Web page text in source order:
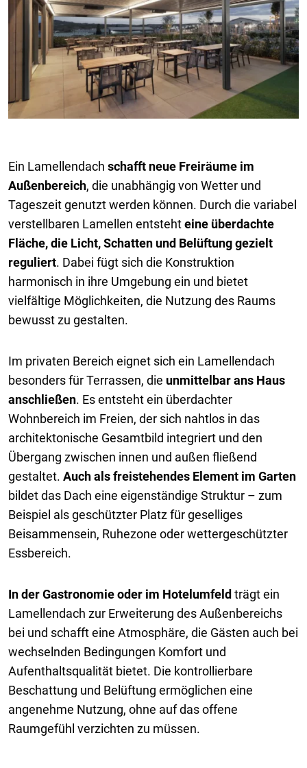
Ein Lamellendach schafft neue Freiräume im
Außenbereich, die unabhängig von Wetter und
Tageszeit genutzt werden können. Durch die variabel
verstellbaren Lamellen entstehteine überdachte
Fläche, die Licht, Schatten und Belüftung gezielt
reguliert. Dabei fügt sich die Konstruktion
harmonisch in ihre Umgebung ein und bietet
vielfältige Möglichkeiten, die Nutzung des Raums
bewusst zu gestalten.
Im privaten Bereich eignet sich ein Lamellendach
besonders für Terrassen, die unmittelbar ans Haus
anschließen. Es entsteht ein überdachter
Wohnbereich im Freien, der sich nahtlos in das
architektonische Gesamtbild integriert und den
Übergang zwischen innen und außen fließend
gestaltet. Auch als freistehendes Element im Garten
bildet das Dach eine eigenständige Struktur – zum
Beispiel als geschützter Platz für geselliges
Beisammensein, Ruhezone oder wettergeschützter
Essbereich.
In der Gastronomie oder im Hotelumfeld trägt ein
Lamellendach zur Erweiterung des Außenbereichs
bei und schafft eine Atmosphäre, die Gästen auch bei
wechselnden Bedingungen Komfort und
Aufenthaltsqualität bietet. Die kontrollierbare
Beschattung und Belüftung ermöglichen eine
angenehme Nutzung, ohne auf das offene
Raumgefühl verzichten zu müssen.